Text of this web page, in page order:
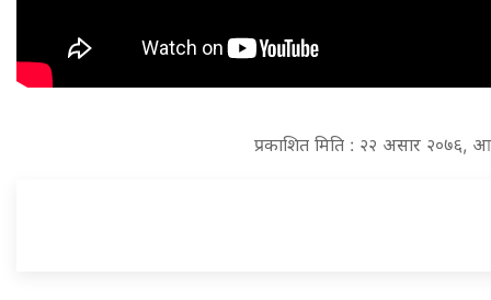
प्रकाशित मिति : २२ असार २०७६,